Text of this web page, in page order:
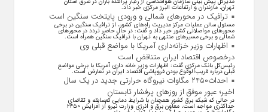
تهران، مازندران و ارتفاعات البرز مرکزی خبر داد.
ترافیک در محورهای شمالی و ورودی پایتخت سنگین است
مسئول سالن عملیات مرکز مدیریت راه‌های کشور، از ترافیک سنگین در برخی
محورهای مواصلاتی کشور خبر داد و گفت: در حال حاضر تردد در محورهای
شمالی و برخی مسیرهای منتهی به تهران با ترافیک سنگین همراه است.
اظهارات وزیر خزانه‌داری آمریکا با مواضع قبلی وی
درخصوص اقتصاد ایران متناقض است
رئیس‌کل بانک مرکزی گفت: اظهارات وزیر خانه داری آمریکا با برخی مواضع
قبلی درباره قریب‌الوقوع بودن فروپاشی اقتصاد ایران در تعارض است.
احداث۲۴۵۰ مگاوات نیروگاه حرارتی جدید در یک سال
اخیر؛ عبور موفق از روز‌های پرفشار تابستان
در حالی که شبکه برق کشور همچنان با شرایط دمایی کم‌سابقه و تقاضای
حداکثری مواجه است، معاون برق و انرژی وزارت نیرو از افزایش ۲۴۵۰